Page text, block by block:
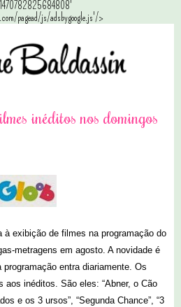
pagead/js/adsbygoogle.js'/>
inéditos nos domingos
à exibição de filmes na programação do
metragens em agosto. A novidade é
entra diariamente. Os
aos inéditos. São eles: “Abner, o Cão
e os 3 ursos”, “Segunda Chance”, “3